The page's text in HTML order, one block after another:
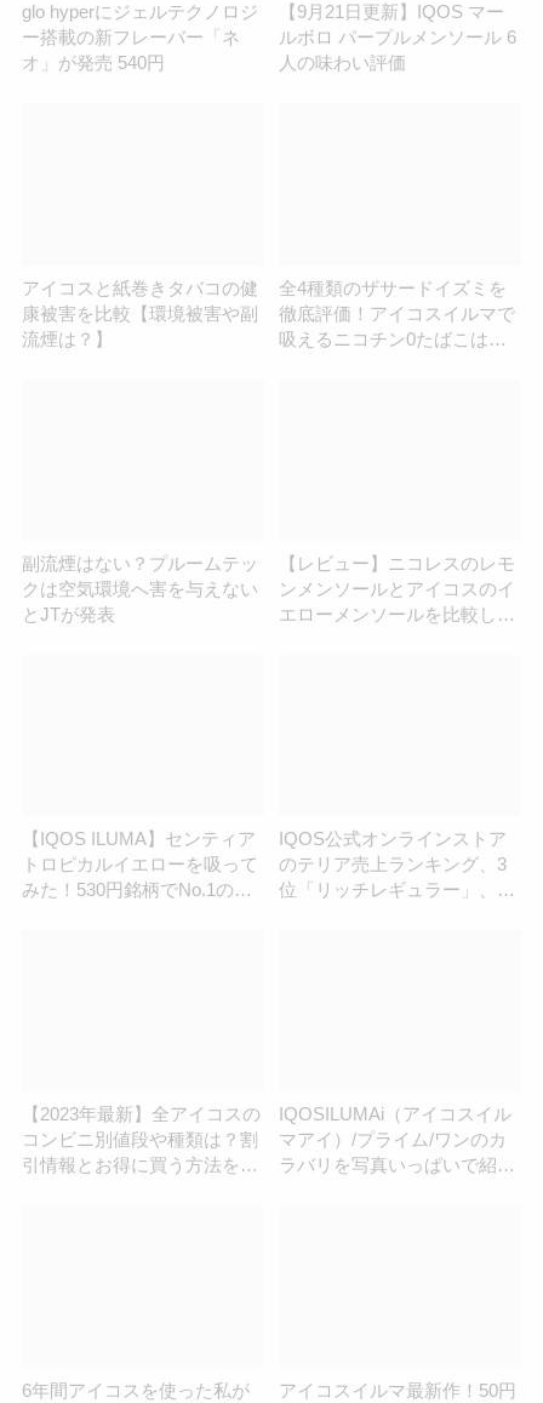
glo hyperにジェルテクノロジ
ー搭載の新フレーバー「ネ
オ」が発売 540円
【9月21日更新】IQOS マー
ルボロ パープルメンソール 6
人の味わい評価
アイコスと紙巻きタバコの健
康被害を比較【環境被害や副
流煙は？】
全4種類のザサードイズミを
徹底評価！アイコスイルマで
吸えるニコチン0たばこは不
副流煙はない？プルームテッ
クは空気環境へ害を与えない
とJTが発表
【レビュー】ニコレスのレモ
ンメンソールとアイコスのイ
エローメンソールを比較して
【IQOS ILUMA】センティア
トロピカルイエローを吸って
みた！530円銘柄でNo.1の香
IQOS公式オンラインストア
のテリア売上ランキング、3
位「リッチレギュラー」、2
【2023年最新】全アイコスの
コンビニ別値段や種類は？割
引情報とお得に買う方法を紹
IQOSILUMAi（アイコスイル
マアイ）/プライム/ワンのカ
ラバリを写真いっぱいで紹
6年間アイコスを使った私が
アイコスイルマ最新作！50円